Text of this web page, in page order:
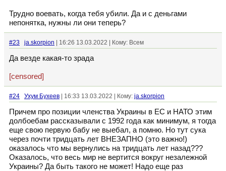
Трудно воевать, когда тебя убили. Да и с деньгами
непонятка, нужны ли они теперь?
#23 ja.skorpion | 16:26 13.03.2022 | Кому: Всем
Да везде какая-то зрада
[censored]
#24 Ухум Бухеев | 16:33 13.03.2022 | Кому: ja.skorpion
Причем про позиции членства Украины в ЕС и НАТО этим
долбоебам рассказывали с 1992 года как минимум, я тогда
еще свою первую бабу не выебал, а помню. Но тут сука
через почти тридцать лет ВНЕЗАПНО (это важно!)
оказалось что мы вернулись на тридцать лет назад???
Оказалось, что весь мир не вертится вокруг незалежной
Украины? Да быть такого не может! Надо еще раз